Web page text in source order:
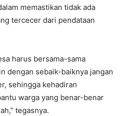
memastikan tidak ada
tercecer dari pendataan
harus bersama-sama
dengan sebaik-baiknya jangan
sehingga kehadiran
warga yang benar-benar
tegasnya.